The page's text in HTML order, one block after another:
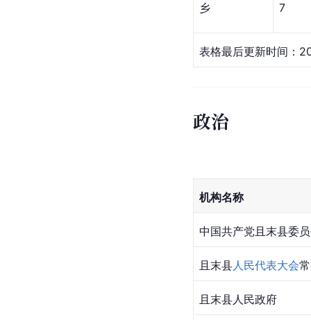
乡 7
表格最后更新时间：
政治
机构名称
中国共产党且末县委
且末县人民代表大会
且末县人民政府